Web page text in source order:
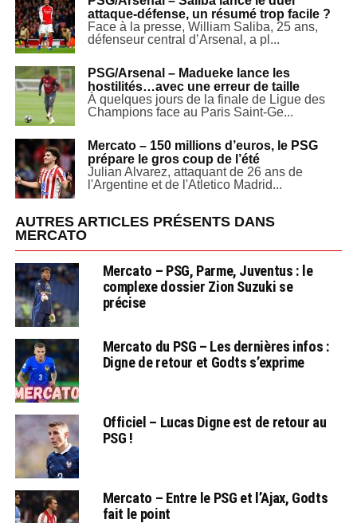
attaque-défense, un résumé trop facile ?
Face à la presse, William Saliba, 25 ans,
défenseur central d’Arsenal, a pl...
PSG/Arsenal – Madueke lance les
hostilités…avec une erreur de taille
À quelques jours de la finale de Ligue des
Champions face au Paris Saint-Ge...
Mercato – 150 millions d’euros, le PSG
prépare le gros coup de l’été
Julian Alvarez, attaquant de 26 ans de
l'Argentine et de l'Atletico Madrid...
AUTRES ARTICLES PRÉSENTS DANS
MERCATO
Mercato – PSG, Parme, Juventus : le
complexe dossier Zion Suzuki se
précise
Mercato du PSG – Les dernières infos :
Digne de retour et Godts s’exprime
Officiel – Lucas Digne est de retour au
PSG !
Mercato – Entre le PSG et l’Ajax, Godts
fait le point